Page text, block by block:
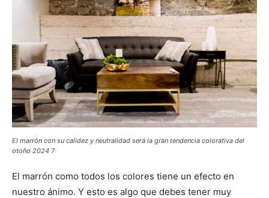
El marrón con su calidez y neutralidad será la gran tendencia colorativa del
otoño 2024 7
El marrón como todos los colores tiene un efecto en
nuestro ánimo. Y esto es algo que debes tener muy